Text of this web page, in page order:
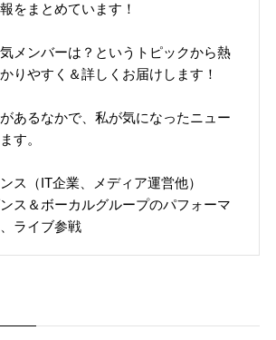
をまとめています！
メンバーは？というトピックから熱
りやすく＆詳しくお届けします！
あるなかで、私が気になったニュー
す。
ス（IT企業、メディア運営他）
ス＆ボーカルグループのパフォーマ
ライブ参戦